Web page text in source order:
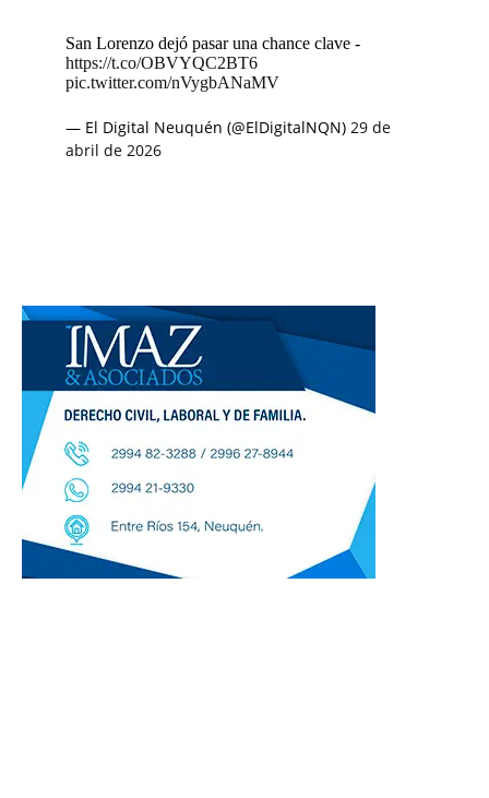
San Lorenzo dejó pasar una chance clave -
https://t.co/OBVYQC2BT6
pic.twitter.com/nVygbANaMV
— El Digital Neuquén (@ElDigitalNQN) 29 de
abril de 2026